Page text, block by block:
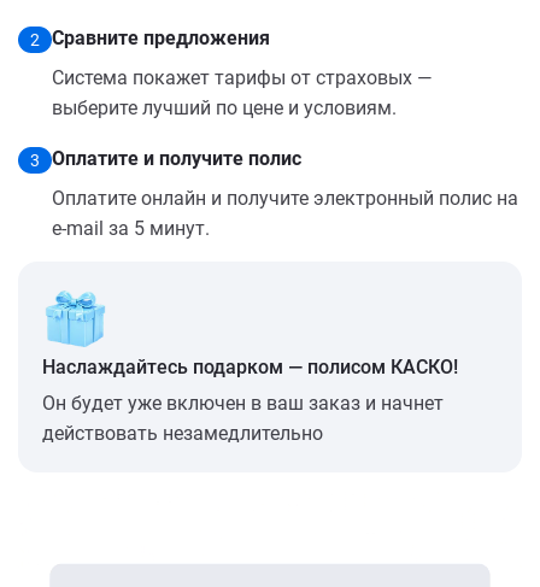
2
Сравните предложения
Система покажет тарифы от страховых —
выберите лучший по цене и условиям.
3
Оплатите и получите полис
Оплатите онлайн и получите электронный полис на
e-mail за 5 минут.
Наслаждайтесь подарком — полисом КАСКО!
Он будет уже включен в ваш заказ и начнет
действовать незамедлительно